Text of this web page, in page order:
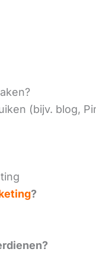
(bijv. blog,
?